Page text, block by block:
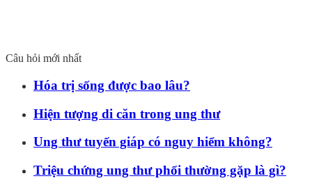
Câu hỏi mới nhất
Hóa trị sống được bao lâu?
Hiện tượng di căn trong ung thư
Ung thư tuyến giáp có nguy hiểm không?
Triệu chứng ung thư phổi thường gặp là gì?